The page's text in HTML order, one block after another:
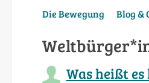
Die Bewegung Blog &
Was heißt